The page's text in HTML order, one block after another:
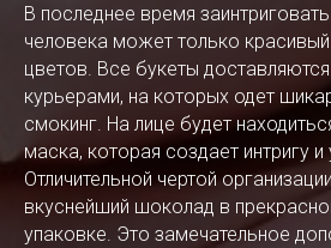
В последнее время
человека может только
цветов. Все букеты
курьерами, на которых одет
смокинг. На лице будет
маска, которая создает интригу и
Отличительной чертой
вкуснейший шоколад в
упаковке. Это замечательное